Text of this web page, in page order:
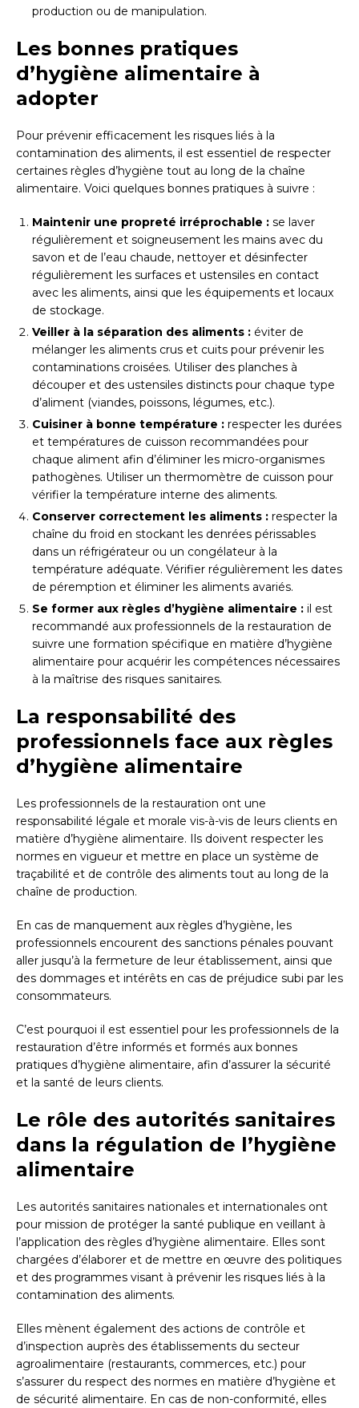
production ou de manipulation.
Les bonnes pratiques
d’hygiène alimentaire à
adopter
Pour prévenir efficacement les risques liés à la
contamination des aliments, il est essentiel de respecter
certaines règles d’hygiène tout au long de la chaîne
alimentaire. Voici quelques bonnes pratiques à suivre :
Maintenir une propreté irréprochable : se laver
régulièrement et soigneusement les mains avec du
savon et de l’eau chaude, nettoyer et désinfecter
régulièrement les surfaces et ustensiles en contact
avec les aliments, ainsi que les équipements et locaux
de stockage.
Veiller à la séparation des aliments : éviter de
mélanger les aliments crus et cuits pour prévenir les
contaminations croisées. Utiliser des planches à
découper et des ustensiles distincts pour chaque type
d’aliment (viandes, poissons, légumes, etc.).
Cuisiner à bonne température : respecter les durées
et températures de cuisson recommandées pour
chaque aliment afin d’éliminer les micro-organismes
pathogènes. Utiliser un thermomètre de cuisson pour
vérifier la température interne des aliments.
Conserver correctement les aliments : respecter la
chaîne du froid en stockant les denrées périssables
dans un réfrigérateur ou un congélateur à la
température adéquate. Vérifier régulièrement les dates
de péremption et éliminer les aliments avariés.
Se former aux règles d’hygiène alimentaire : il est
recommandé aux professionnels de la restauration de
suivre une formation spécifique en matière d’hygiène
alimentaire pour acquérir les compétences nécessaires
à la maîtrise des risques sanitaires.
La responsabilité des
professionnels face aux règles
d’hygiène alimentaire
Les professionnels de la restauration ont une
responsabilité légale et morale vis-à-vis de leurs clients en
matière d’hygiène alimentaire. Ils doivent respecter les
normes en vigueur et mettre en place un système de
traçabilité et de contrôle des aliments tout au long de la
chaîne de production.
En cas de manquement aux règles d’hygiène, les
professionnels encourent des sanctions pénales pouvant
aller jusqu’à la fermeture de leur établissement, ainsi que
des dommages et intérêts en cas de préjudice subi par les
consommateurs.
C’est pourquoi il est essentiel pour les professionnels de la
restauration d’être informés et formés aux bonnes
pratiques d’hygiène alimentaire, afin d’assurer la sécurité
et la santé de leurs clients.
Le rôle des autorités sanitaires
dans la régulation de l’hygiène
alimentaire
Les autorités sanitaires nationales et internationales ont
pour mission de protéger la santé publique en veillant à
l’application des règles d’hygiène alimentaire. Elles sont
chargées d’élaborer et de mettre en œuvre des politiques
et des programmes visant à prévenir les risques liés à la
contamination des aliments.
Elles mènent également des actions de contrôle et
d’inspection auprès des établissements du secteur
agroalimentaire (restaurants, commerces, etc.) pour
s’assurer du respect des normes en matière d’hygiène et
de sécurité alimentaire. En cas de non-conformité, elles